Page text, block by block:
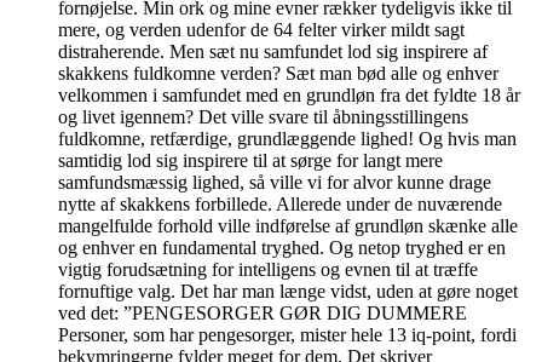
fornøjelse. Min ork og mine evner rækker tydeligvis ikke til
mere, og verden udenfor de 64 felter virker mildt sagt
distraherende. Men sæt nu samfundet lod sig inspirere af
skakkens fuldkomne verden? Sæt man bød alle og enhver
velkommen i samfundet med en grundløn fra det fyldte 18 år
og livet igennem? Det ville svare til åbningsstillingens
fuldkomne, retfærdige, grundlæggende lighed! Og hvis man
samtidig lod sig inspirere til at sørge for langt mere
samfundsmæssig lighed, så ville vi for alvor kunne drage
nytte af skakkens forbillede. Allerede under de nuværende
mangelfulde forhold ville indførelse af grundløn skænke alle
og enhver en fundamental tryghed. Og netop tryghed er en
vigtig forudsætning for intelligens og evnen til at træffe
fornuftige valg. Det har man længe vidst, uden at gøre noget
ved det: ”PENGESORGER GØR DIG DUMMERE
Personer, som har pengesorger, mister hele 13 iq-point, fordi
bekymringerne fylder meget for dem. Det skriver